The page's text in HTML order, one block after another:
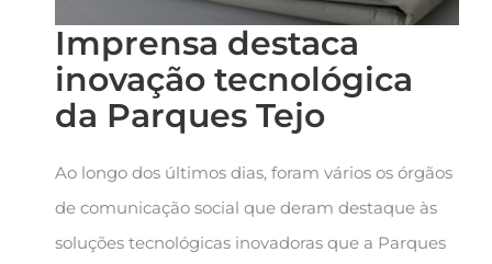
Imprensa destaca
inovação tecnológica
da Parques Tejo
Ao longo dos últimos dias, foram vários os órgãos
de comunicação social que deram destaque às
soluções tecnológicas inovadoras que a Parques